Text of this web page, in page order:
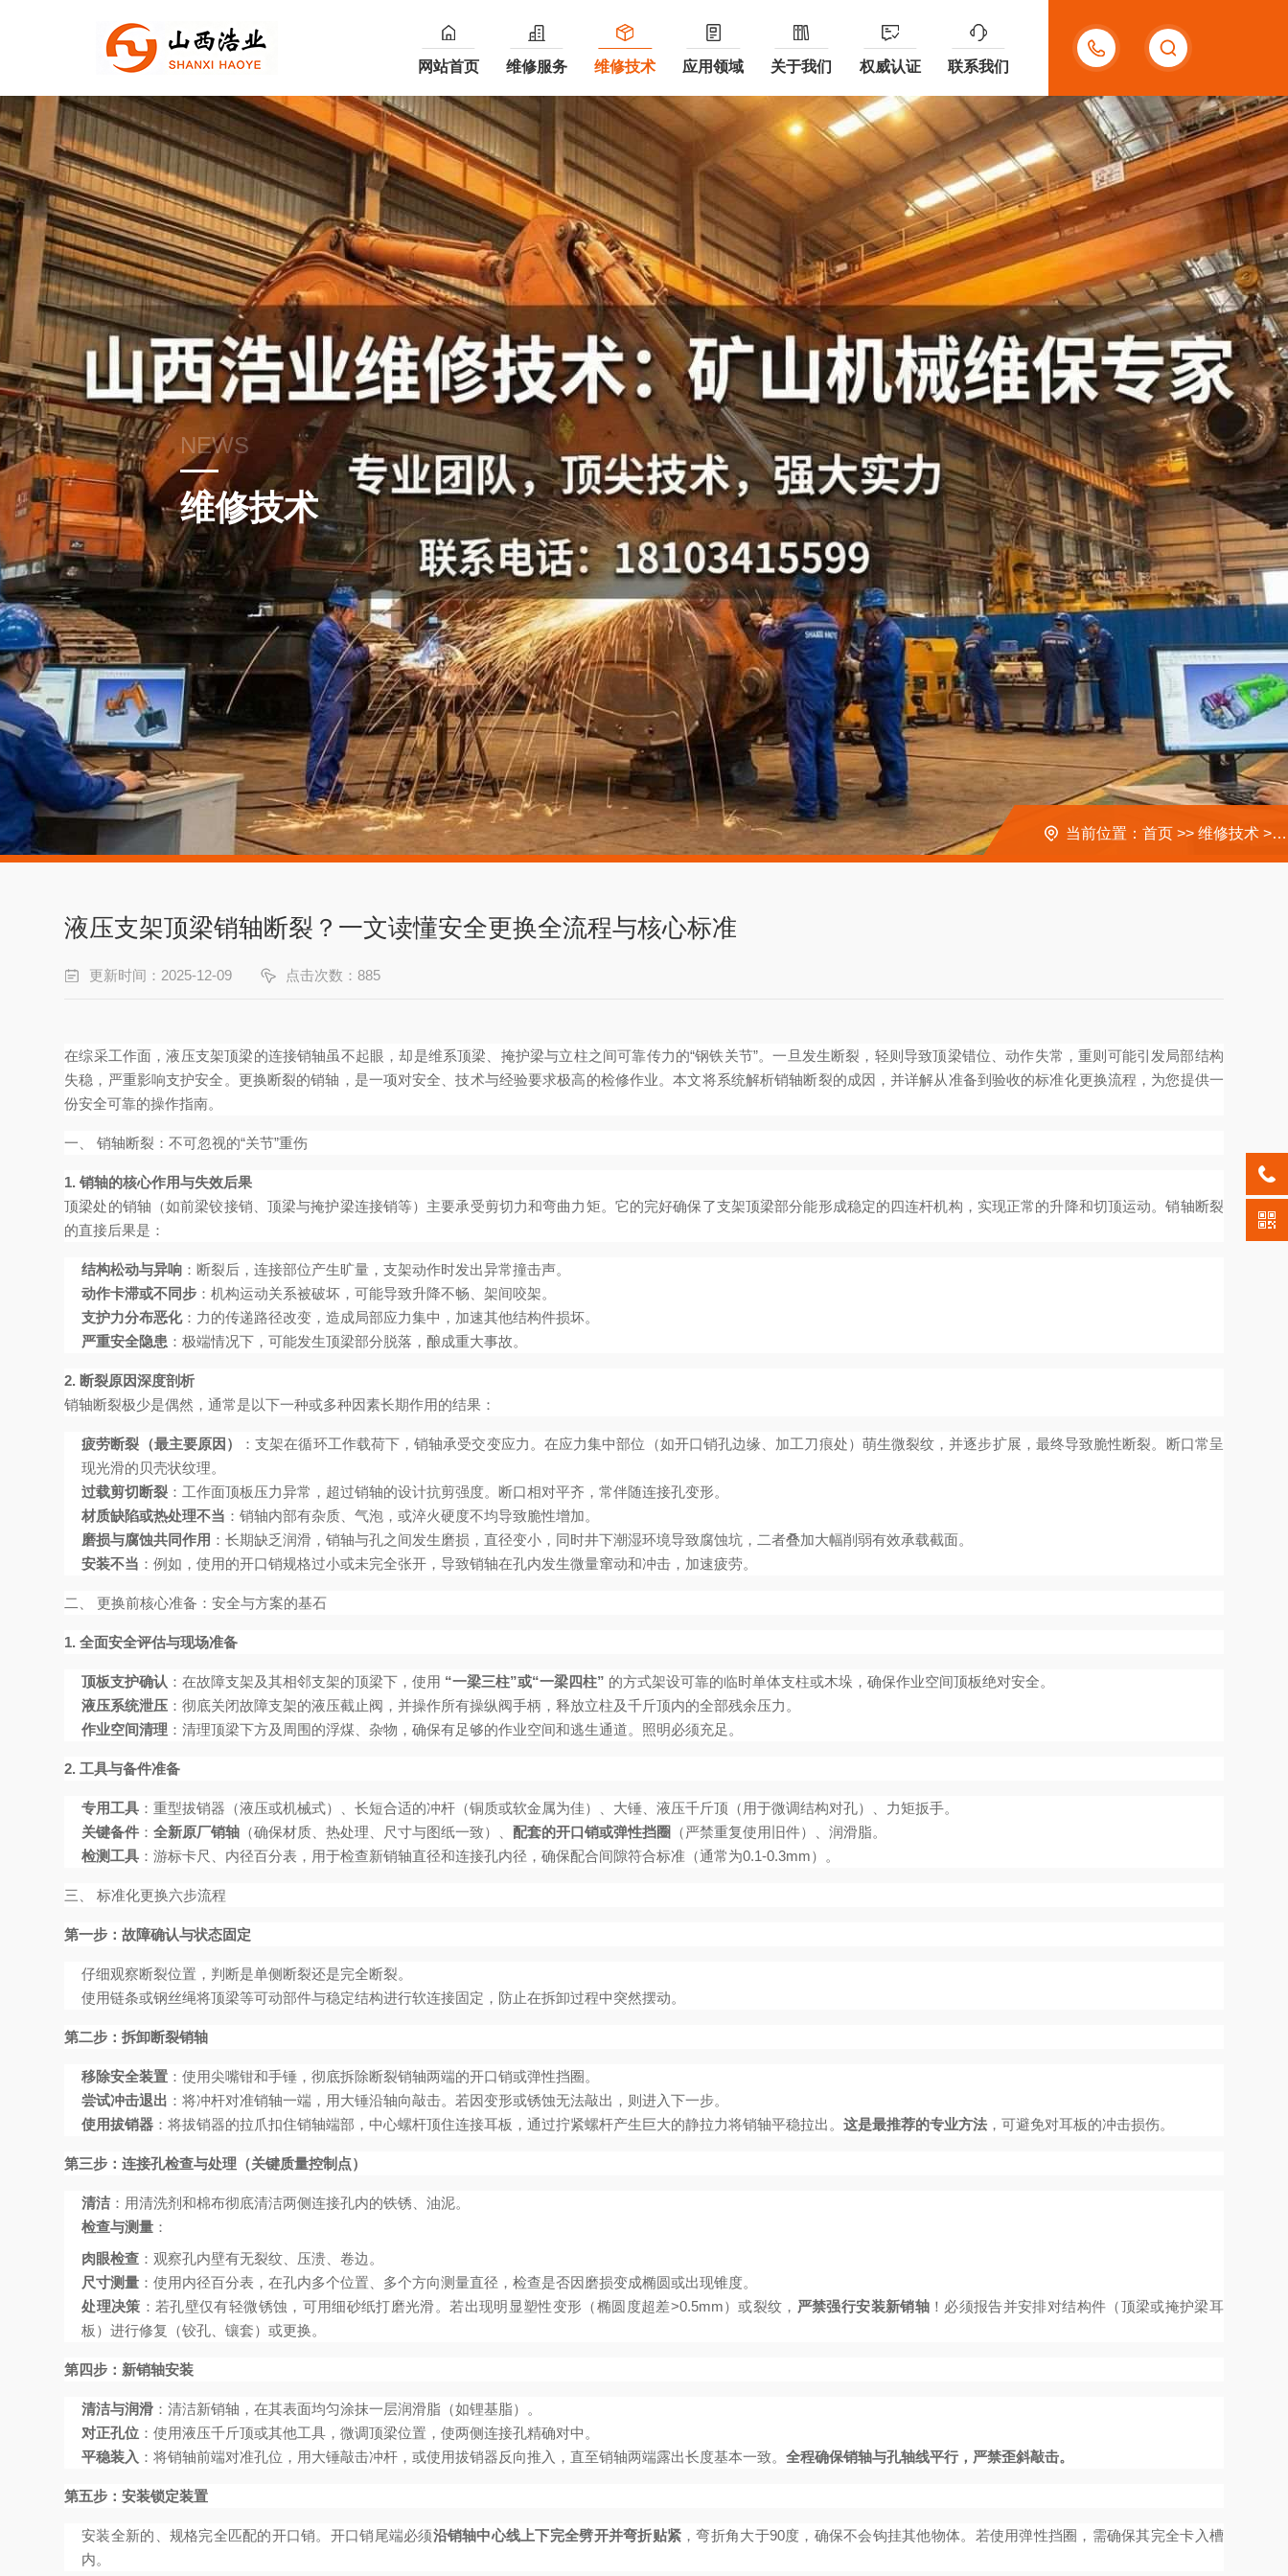
400-
8599
网站首页 维修服务 维修技术 应用领域 关于我们 权威认证 联系我们
NEWS
维修技术
当前位置：首页 >>维修技术 >>
液压支架顶梁销轴断裂？一文读懂安全更换全流程与核心标准
更新时间：2025-12-09 点击次数：885
在综采工作面，液压支架顶梁的连接销轴虽不起眼，却是维系顶梁、掩护梁与立柱之间可靠传力的“钢铁关节”。一旦发生断裂，轻则导致顶梁错位、动作失常，重则可能引发局部结构
失稳，严重影响支护安全。更换断裂的销轴，是一项对安全、技术与经验要求极高的检修作业。本文将系统解析销轴断裂的成因，并详解从准备到验收的标准化更换流程，为您提供一
份安全可靠的操作指南。
一、 销轴断裂：不可忽视的“关节”重伤
1. 销轴的核心作用与失效后果
顶梁处的销轴（如前梁铰接销、顶梁与掩护梁连接销等）主要承受剪切力和弯曲力矩。它的完好确保了支架顶梁部分能形成稳定的四连杆机构，实现正常的升降和切顶运动。销轴断裂
的直接后果是：
结构松动与异响 ：断裂后，连接部位产生旷量，支架动作时发出异常撞击声。
动作卡滞或不同步 ：机构运动关系被破坏，可能导致升降不畅、架间咬架。
支护力分布恶化：力的传递路径改变，造成局部应力集中，加速其他结构件损坏。
严重安全隐患 ：极端情况下，可能发生顶梁部分脱落，酿成重大事故。
2. 断裂原因深度剖析
销轴断裂极少是偶然，通常是以下一种或多种因素长期作用的结果：
疲劳断裂（最主要原因）
：支架在循环工作载荷下，销轴承受交变应力。在应力集中部位（如开口销孔边缘、加工刀痕处）萌生微裂纹，并逐步扩展，最终导致脆性断裂。断口常呈
现光滑的贝壳状纹理。
过载剪切断裂 ：工作面顶板压力异常，超过销轴的设计抗剪强度。断口相对平齐，常伴随连接孔变形。
材质缺陷或热处理不当 ：销轴内部有杂质、气泡，或淬火硬度不均导致脆性增加。
磨损与腐蚀共同作用 ：长期缺乏润滑，销轴与孔之间发生磨损，直径变小，同时井下潮湿环境导致腐蚀坑，二者叠加大幅削弱有效承载截面。
安装不当 ：例如，使用的开口销规格过小或未完全张开，导致销轴在孔内发生微量窜动和冲击，加速疲劳。
二、 更换前核心准备：安全与方案的基石
1. 全面安全评估与现场准备
顶板支护确认 ：在故障支架及其相邻支架的顶梁下，使用 “一梁三柱”或“一梁四柱” 的方式架设可靠的临时单体支柱或木垛，确保作业空间顶板绝对安全。
液压系统泄压 ：彻底关闭故障支架的液压截止阀，并操作所有操纵阀手柄，释放立柱及千斤顶内的全部残余压力。
作业空间清理 ：清理顶梁下方及周围的浮煤、杂物，确保有足够的作业空间和逃生通道。照明必须充足。
2. 工具与备件准备
专用工具 ：重型拔销器（液压或机械式）、长短合适的冲杆（铜质或软金属为佳）、大锤、液压千斤顶（用于微调结构对孔）、力矩扳手。
关键备件 ：全新原厂销轴 （确保材质、热处理、尺寸与图纸一致）、配套的开口销或弹性挡圈
（严禁重复使用旧件）、润滑脂。
检测工具 ：游标卡尺、内径百分表，用于检查新销轴直径和连接孔内径，确保配合间隙符合标准（通常为0.1-0.3mm）。
三、 标准化更换六步流程
第一步：故障确认与状态固定
仔细观察断裂位置，判断是单侧断裂还是完全断裂。
使用链条或钢丝绳将顶梁等可动部件与稳定结构进行软连接固定，防止在拆卸过程中突然摆动。
第二步：拆卸断裂销轴
移除安全装置 ：使用尖嘴钳和手锤，彻底拆除断裂销轴两端的开口销或弹性挡圈。
尝试冲击退出 ：将冲杆对准销轴一端，用大锤沿轴向敲击。若因变形或锈蚀无法敲出，则进入下一步。
使用拔销器 ：将拔销器的拉爪扣住销轴端部，中心螺杆顶住连接耳板，通过拧紧螺杆产生巨大的静拉力将销轴平稳拉出。这是最推荐的专业方法 ，可避免对耳板的冲击损伤。
第三步：连接孔检查与处理（关键质量控制点）
清洁：用清洗剂和棉布彻底清洁两侧连接孔内的铁锈、油泥。
检查与测量 ：
肉眼检查 ：观察孔内壁有无裂纹、压溃、卷边。
尺寸测量 ：使用内径百分表，在孔内多个位置、多个方向测量直径，检查是否因磨损变成椭圆或出现锥度。
处理决策 ：若孔壁仅有轻微锈蚀，可用细砂纸打磨光滑。若出现明显塑性变形（椭圆度超差>0.5mm）或裂纹， 严禁强行安装新销轴！必须报告并安排对结构件（顶梁或掩护梁耳
板）进行修复（铰孔、镶套）或更换。
第四步：新销轴安装
清洁与润滑 ：清洁新销轴，在其表面均匀涂抹一层润滑脂（如锂基脂）。
对正孔位 ：使用液压千斤顶或其他工具，微调顶梁位置，使两侧连接孔精确对中。
平稳装入 ：将销轴前端对准孔位，用大锤敲击冲杆，或使用拔销器反向推入，直至销轴两端露出长度基本一致。全程确保销轴与孔轴线平行，严禁歪斜敲击。
第五步：安装锁定装置
安装全新的、规格完全匹配的开口销。开口销尾端必须沿销轴中心线上下完全劈开并弯折贴紧 ，弯折角大于90度，确保不会钩挂其他物体。若使用弹性挡圈，需确保其完全卡入槽
内。